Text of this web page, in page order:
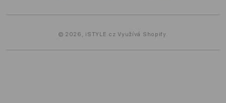
© 2026, iSTYLE.cz Využívá Shopify.